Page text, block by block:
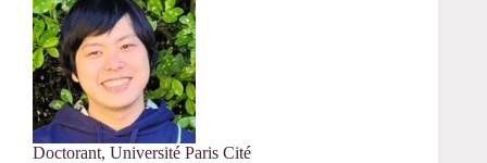
Doctorant, Université Paris Cité